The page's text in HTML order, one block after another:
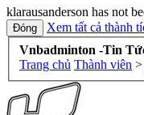
klarausanderson has not
Xem tất cả thành
Vnbadminton -Tin
Trang chủ Thành viên >